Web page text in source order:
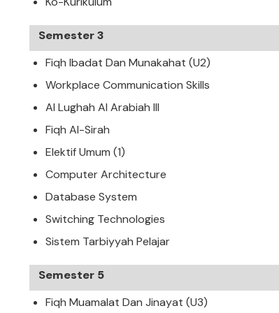
Semester 3
Fiqh Ibadat Dan Munakahat (U2)
Workplace Communication Skills
Al Lughah Al Arabiah III
Fiqh Al-Sirah
Elektif Umum (1)
Computer Architecture
Database System
Switching Technologies
Sistem Tarbiyyah Pelajar
Semester 5
Fiqh Muamalat Dan Jinayat (U3)